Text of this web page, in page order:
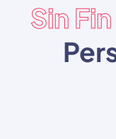
Sin Fin